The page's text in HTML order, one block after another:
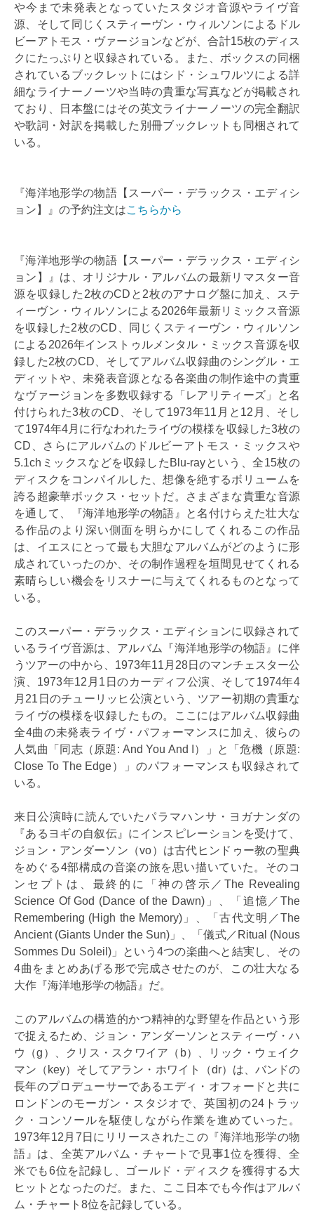
や今まで未発表となっていたスタジオ音源やライヴ音
源、そして同じくスティーヴン・ウィルソンによるドル
ビーアトモス・ヴァージョンなどが、合計15枚のディス
クにたっぷりと収録されている。また、ボックスの同梱
されているブックレットにはシド・シュワルツによる詳
細なライナーノーツや当時の貴重な写真などが掲載され
ており、日本盤にはその英文ライナーノーツの完全翻訳
や歌詞・対訳を掲載した別冊ブックレットも同梱されて
いる。
『海洋地形学の物語【スーパー・デラックス・エディシ
ョン】』の予約注文はこちらから
『海洋地形学の物語【スーパー・デラックス・エディシ
ョン】』は、オリジナル・アルバムの最新リマスター音
源を収録した2枚のCDと2枚のアナログ盤に加え、ステ
ィーヴン・ウィルソンによる2026年最新リミックス音源
を収録した2枚のCD、同じくスティーヴン・ウィルソン
による2026年インストゥルメンタル・ミックス音源を収
録した2枚のCD、そしてアルバム収録曲のシングル・エ
ディットや、未発表音源となる各楽曲の制作途中の貴重
なヴァージョンを多数収録する「レアリティーズ」と名
付けられた3枚のCD、そして1973年11月と12月、そし
て1974年4月に行なわれたライヴの模様を収録した3枚の
CD、さらにアルバムのドルビーアトモス・ミックスや
5.1chミックスなどを収録したBlu-rayという、全15枚の
ディスクをコンパイルした、想像を絶するボリュームを
誇る超豪華ボックス・セットだ。さまざまな貴重な音源
を通して、『海洋地形学の物語』と名付けらえた壮大な
る作品のより深い側面を明らかにしてくれるこの作品
は、イエスにとって最も大胆なアルバムがどのように形
成されていったのか、その制作過程を垣間見せてくれる
素晴らしい機会をリスナーに与えてくれるものとなって
いる。
このスーパー・デラックス・エディションに収録されて
いるライヴ音源は、アルバム『海洋地形学の物語』に伴
うツアーの中から、1973年11月28日のマンチェスター公
演、1973年12月1日のカーディフ公演、そして1974年4
月21日のチューリッヒ公演という、ツアー初期の貴重な
ライヴの模様を収録したもの。ここにはアルバム収録曲
全4曲の未発表ライヴ・パフォーマンスに加え、彼らの
人気曲「同志（原題: And You And I）」と「危機（原題:
Close To The Edge）」のパフォーマンスも収録されて
いる。
来日公演時に読んでいたパラマハンサ・ヨガナンダの
『あるヨギの自叙伝』にインスピレーションを受けて、
ジョン・アンダーソン（vo）は古代ヒンドゥー教の聖典
をめぐる4部構成の音楽の旅を思い描いていた。そのコ
ンセプトは、最終的に「神の啓示／The Revealing
Science Of God (Dance of the Dawn)」、「追憶／The
Remembering (High the Memory)」、「古代文明／The
Ancient (Giants Under the Sun)」、「儀式／Ritual (Nous
Sommes Du Soleil)」という4つの楽曲へと結実し、その
4曲をまとめあげる形で完成させたのが、この壮大なる
大作『海洋地形学の物語』だ。
このアルバムの構造的かつ精神的な野望を作品という形
で捉えるため、ジョン・アンダーソンとスティーヴ・ハ
ウ（g）、クリス・スクワイア（b）、リック・ウェイク
マン（key）そしてアラン・ホワイト（dr）は、バンドの
長年のプロデューサーであるエディ・オフォードと共に
ロンドンのモーガン・スタジオで、英国初の24トラッ
ク・コンソールを駆使しながら作業を進めていった。
1973年12月7日にリリースされたこの『海洋地形学の物
語』は、全英アルバム・チャートで見事1位を獲得、全
米でも6位を記録し、ゴールド・ディスクを獲得する大
ヒットとなったのだ。また、ここ日本でも今作はアルバ
ム・チャート8位を記録している。